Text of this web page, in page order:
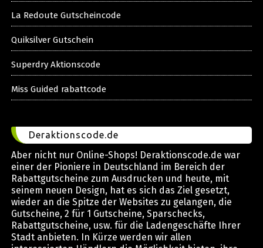
La Redoute Gutscheincode
Quiksilver Gutschein
Superdry Aktionscode
Miss Guided rabattcode
Deraktionscode.de
Aber nicht nur Online-Shops! Deraktionscode.de war
einer der Pioniere in Deutschland im Bereich der
Rabattgutscheine zum Ausdrucken und heute, mit
seinem neuen Design, hat es sich das Ziel gesetzt,
wieder an die Spitze der Websites zu gelangen, die
Gutscheine, 2 für 1 Gutscheine, Sparschecks,
Rabattgutscheine, usw. für die Ladengeschäfte Ihrer
Stadt anbieten. In Kürze werden wir allen